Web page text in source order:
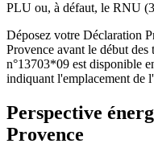
PLU ou, à défaut, le RNU
Déposez votre Déclaration
Provence avant le début
n°13703*09 est disponible
indiquant l'emplacement de
Perspective
Provence